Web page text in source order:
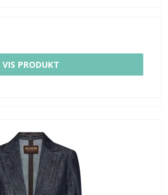
VIS PRODUKT